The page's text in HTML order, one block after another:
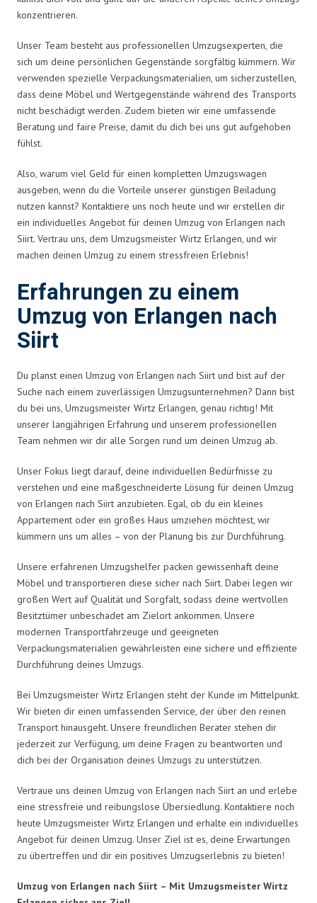
konzentrieren.
Unser Team besteht aus professionellen Umzugsexperten, die
sich um deine persönlichen Gegenstände sorgfältig kümmern. Wir
verwenden spezielle Verpackungsmaterialien, um sicherzustellen,
dass deine Möbel und Wertgegenstände während des Transports
nicht beschädigt werden. Zudem bieten wir eine umfassende
Beratung und faire Preise, damit du dich bei uns gut aufgehoben
fühlst.
Also, warum viel Geld für einen kompletten Umzugswagen
ausgeben, wenn du die Vorteile unserer günstigen Beiladung
nutzen kannst? Kontaktiere uns noch heute und wir erstellen dir
ein individuelles Angebot für deinen Umzug von Erlangen nach
Siirt. Vertrau uns, dem Umzugsmeister Wirtz Erlangen, und wir
machen deinen Umzug zu einem stressfreien Erlebnis!
Erfahrungen zu einem
Umzug von Erlangen nach
Siirt
Du planst einen Umzug von Erlangen nach Siirt und bist auf der
Suche nach einem zuverlässigen Umzugsunternehmen? Dann bist
du bei uns, Umzugsmeister Wirtz Erlangen, genau richtig! Mit
unserer langjährigen Erfahrung und unserem professionellen
Team nehmen wir dir alle Sorgen rund um deinen Umzug ab.
Unser Fokus liegt darauf, deine individuellen Bedürfnisse zu
verstehen und eine maßgeschneiderte Lösung für deinen Umzug
von Erlangen nach Siirt anzubieten. Egal, ob du ein kleines
Appartement oder ein großes Haus umziehen möchtest, wir
kümmern uns um alles – von der Planung bis zur Durchführung.
Unsere erfahrenen Umzugshelfer packen gewissenhaft deine
Möbel und transportieren diese sicher nach Siirt. Dabei legen wir
großen Wert auf Qualität und Sorgfalt, sodass deine wertvollen
Besitztümer unbeschadet am Zielort ankommen. Unsere
modernen Transportfahrzeuge und geeigneten
Verpackungsmaterialien gewährleisten eine sichere und effiziente
Durchführung deines Umzugs.
Bei Umzugsmeister Wirtz Erlangen steht der Kunde im Mittelpunkt.
Wir bieten dir einen umfassenden Service, der über den reinen
Transport hinausgeht. Unsere freundlichen Berater stehen dir
jederzeit zur Verfügung, um deine Fragen zu beantworten und
dich bei der Organisation deines Umzugs zu unterstützen.
Vertraue uns deinen Umzug von Erlangen nach Siirt an und erlebe
eine stressfreie und reibungslose Übersiedlung. Kontaktiere noch
heute Umzugsmeister Wirtz Erlangen und erhalte ein individuelles
Angebot für deinen Umzug. Unser Ziel ist es, deine Erwartungen
zu übertreffen und dir ein positives Umzugserlebnis zu bieten!
Umzug von Erlangen nach Siirt – Mit Umzugsmeister Wirtz